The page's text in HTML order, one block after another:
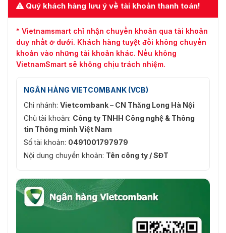
Quý khách hàng lưu ý về tài khoản thanh toán!
* Vietnamsmart chỉ nhận chuyển khoản qua tài khoản
duy nhất ở dưới. Khách hàng tuyệt đối không chuyển
khoản vào những tài khoản khác. Nếu không
VietnamSmart sẽ không chịu trách nhiệm.
NGÂN HÀNG VIETCOMBANK (VCB)
Chi nhánh: Vietcombank – CN Thăng Long Hà Nội
Chủ tài khoản: Công ty TNHH Công nghệ & Thông
tin Thông minh Việt Nam
Số tài khoản: 0491001797979
Nội dung chuyển khoản: Tên công ty / SĐT